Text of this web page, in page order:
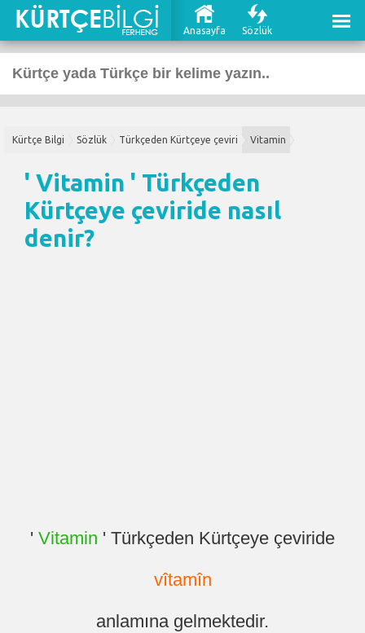
Anasayfa Sözlük
Kürtçe Bilgi Sözlük Türkçeden Kürtçeye çeviri Vitamin
' Vitamin ' Türkçeden
Kürtçeye çeviride nasıl
denir?
' Vitamin ' Türkçeden Kürtçeye çeviride
vîtamîn
anlamına gelmektedir.